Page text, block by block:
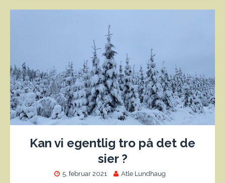
Kan vi egentlig tro på det de
sier ?
5. februar 2021 Atle Lundhaug